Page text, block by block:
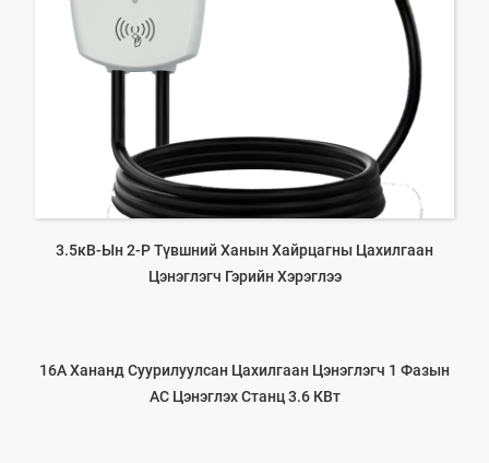
3.5кВ-Ын 2-Р Түвшний Ханын Хайрцагны Цахилгаан
Цэнэглэгч Гэрийн Хэрэглээ
16А Хананд Суурилуулсан Цахилгаан Цэнэглэгч 1 Фазын
АС Цэнэглэх Станц 3.6 КВт